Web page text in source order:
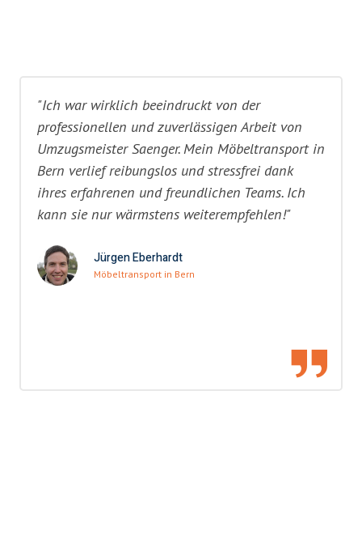
"Ich war wirklich beeindruckt von der
professionellen und zuverlässigen Arbeit von
Umzugsmeister Saenger. Mein Möbeltransport in
Bern verlief reibungslos und stressfrei dank
ihres erfahrenen und freundlichen Teams. Ich
kann sie nur wärmstens weiterempfehlen!"
Jürgen Eberhardt
Möbeltransport in Bern